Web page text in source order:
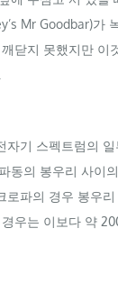
Mr Goodbar)가
닫지 못했지만 이
자기 스펙트럼의
동의 봉우리 사이
로파의 경우 봉우리
우는 이보다 약